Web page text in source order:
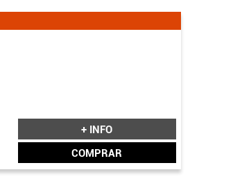
+ INFO
COMPRAR